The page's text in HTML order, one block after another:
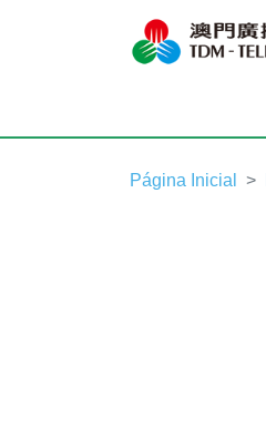
Página Inicial